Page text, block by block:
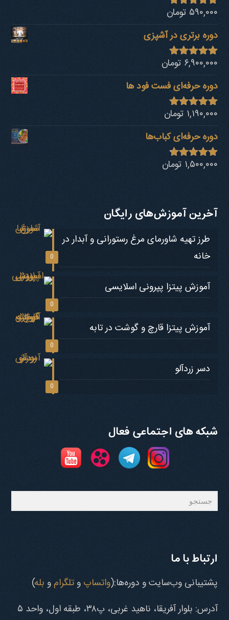
نمره4.68
از 5
۵۹۰,۰۰۰ تومان
دوره برتری در آشپزی
نمره4.92
از 5
۶,۹۰۰,۰۰۰ تومان
دوره حرفه‌ای فست فود ها
نمره4.80
از 5
۱,۱۹۰,۰۰۰ تومان
دوره حرفه‌ای کباب‎‌ها
نمره4.73
۱,۵۰۰,۰۰۰ تومان
آخرین آموزش‌های رایگان
0
طرز تهیه شاورمای مرغ رستورانی و آبدار در
خانه
0
آموزش پیتزا پپرونی اسلایسی
0
آموزش پیتزا قارچ و گوشت در تابه
0
دسر زردآلو
شبکه های اجتماعی فعال
جستجو
ارتباط با ما
پشتیبانی وب‌سایت و دوره‌ها:(واتساپ وتلگرام و بله)
آدرس: بلوار آفریقا، ناهید غربی، پ۳۸، طبقه اول، واحد ۵